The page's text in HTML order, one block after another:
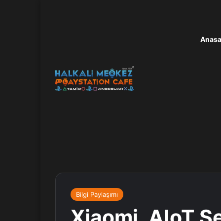
Bilgi Paylaşımı